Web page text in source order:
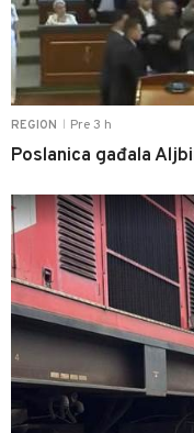
REGION Pre 3 h
Poslanica gađala